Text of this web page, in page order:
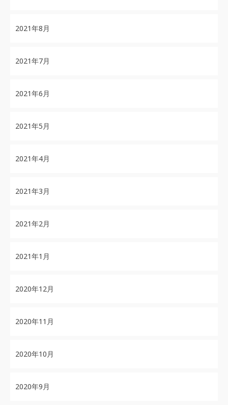
2021年8月
2021年7月
2021年6月
2021年5月
2021年4月
2021年3月
2021年2月
2021年1月
2020年12月
2020年11月
2020年10月
2020年9月